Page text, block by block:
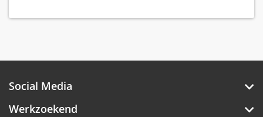
Social Media
Werkzoekend